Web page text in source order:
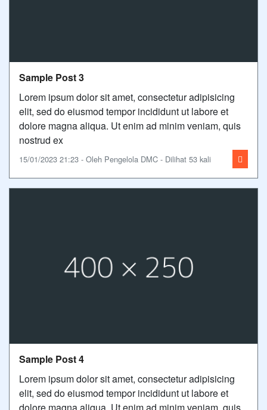
Sample Post 3
Lorem ipsum dolor sit amet, consectetur adipisicing
elit, sed do eiusmod tempor incididunt ut labore et
dolore magna aliqua. Ut enim ad minim veniam, quis
nostrud ex
15/01/2023 21:23 - Oleh Pengelola DMC - Dilihat 53 kali
Sample Post 4
Lorem ipsum dolor sit amet, consectetur adipisicing
elit, sed do eiusmod tempor incididunt ut labore et